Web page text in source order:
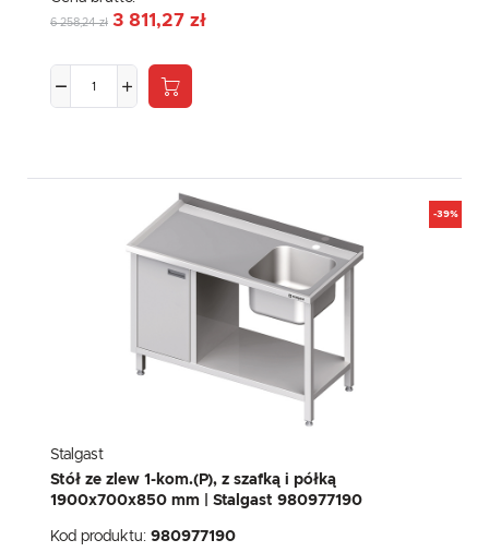
6 258,24 zł 3 811,27 zł
-39%
Stalgast
Stół ze zlew 1-kom.(P), z szafką i półką
1900x700x850 mm | Stalgast 980977190
Kod produktu: 980977190